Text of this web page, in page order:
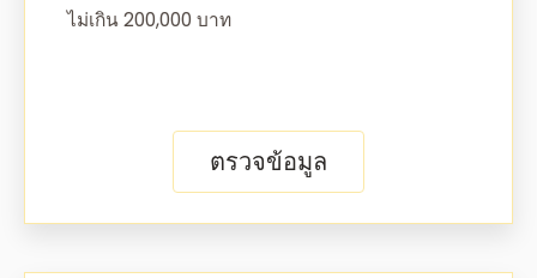
ไม่เกิน 200,000 บาท
ตรวจข้อมูล